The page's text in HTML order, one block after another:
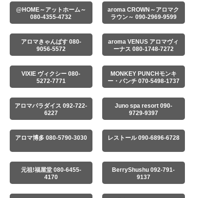
@HOME～アットホーム～
080-4355-4732
aroma CROWN～アロマク
ラウン～ 090-2969-9599
アロマきゃんぱす 080-
9056-5572
aroma VENUS アロマヴィ
ーナス 080-1748-7272
VIXIE ヴィクシー 080-
5272-7771
MONKEY PUNCHモンキ
ー・パンチ 070-5498-1737
アロマパラダイス 092-722-
6227
Juno spa resort 090-
9729-9397
アロマ博多 080-5790-3030 レストール 090-6896-6728
元祖!福屋堂 080-6455-
4170
BerryShushu 092-791-
9137